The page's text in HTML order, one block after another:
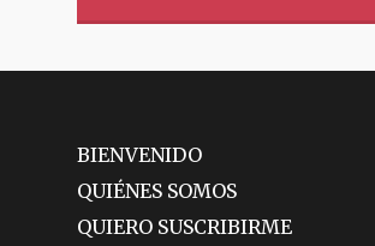
BIENVENIDO
QUIÉNES SOMOS
QUIERO SUSCRIBIRME